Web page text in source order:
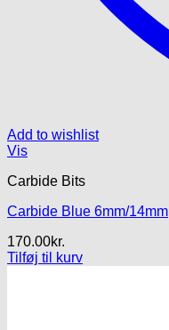
Add to wishlist
Vis
Carbide Bits
Carbide Blue 6mm/14mm
170.00kr.
Tilføj til kurv